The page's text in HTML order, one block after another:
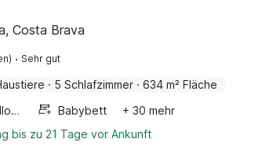
Costa Brava
· Sehr gut
· 5 Schlafzimmer · 634 m² Fläche
Smoking Allowed Babybett
+ 30 mehr
bis zu 21 Tage vor Ankunft